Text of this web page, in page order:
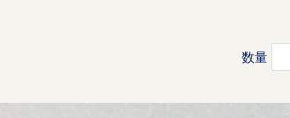
数量